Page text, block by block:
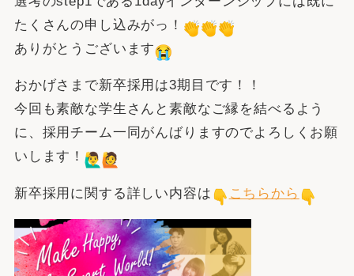
たくさんの申し込みがっ！
ありがとうございます
おかげさまで新卒採用は3期目です！！
今回も素敵な学生さんと素敵なご縁を結べるよう
に、採用チーム一同がんばりますのでよろしくお願
いします！
新卒採用に関する詳しい内容は こちらから